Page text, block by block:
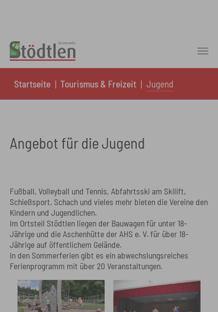
Startseite Tourismus & Freizeit Jugend
Angebot für die Jugend
Fußball, Volleyball und Tennis, Abfahrtsski am Skilift,
Schießsport, Schach und vieles mehr bieten die Vereine den
Kindern und Jugendlichen.
Im Ortsteil Stödtlen liegen der Bauwagen für unter 18-
Jährige und die Aschenhütte der AHS e. V. für über 18-
Jährige auf öffentlichem Gelände.
In den Sommerferien gibt es ein abwechslungsreiches
Ferienprogramm mit über 20 Veranstaltungen.